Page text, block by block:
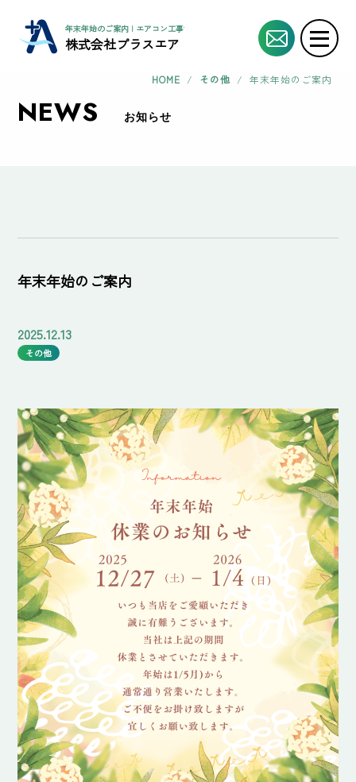
年末年始のご案内 | エアコン工事協力業者・協力会社様募集!!
株式会社プラスエア
HOME / その他/ 年末年始のご案内
NEWS お知らせ
年末年始のご案内
2025.12.13
その他